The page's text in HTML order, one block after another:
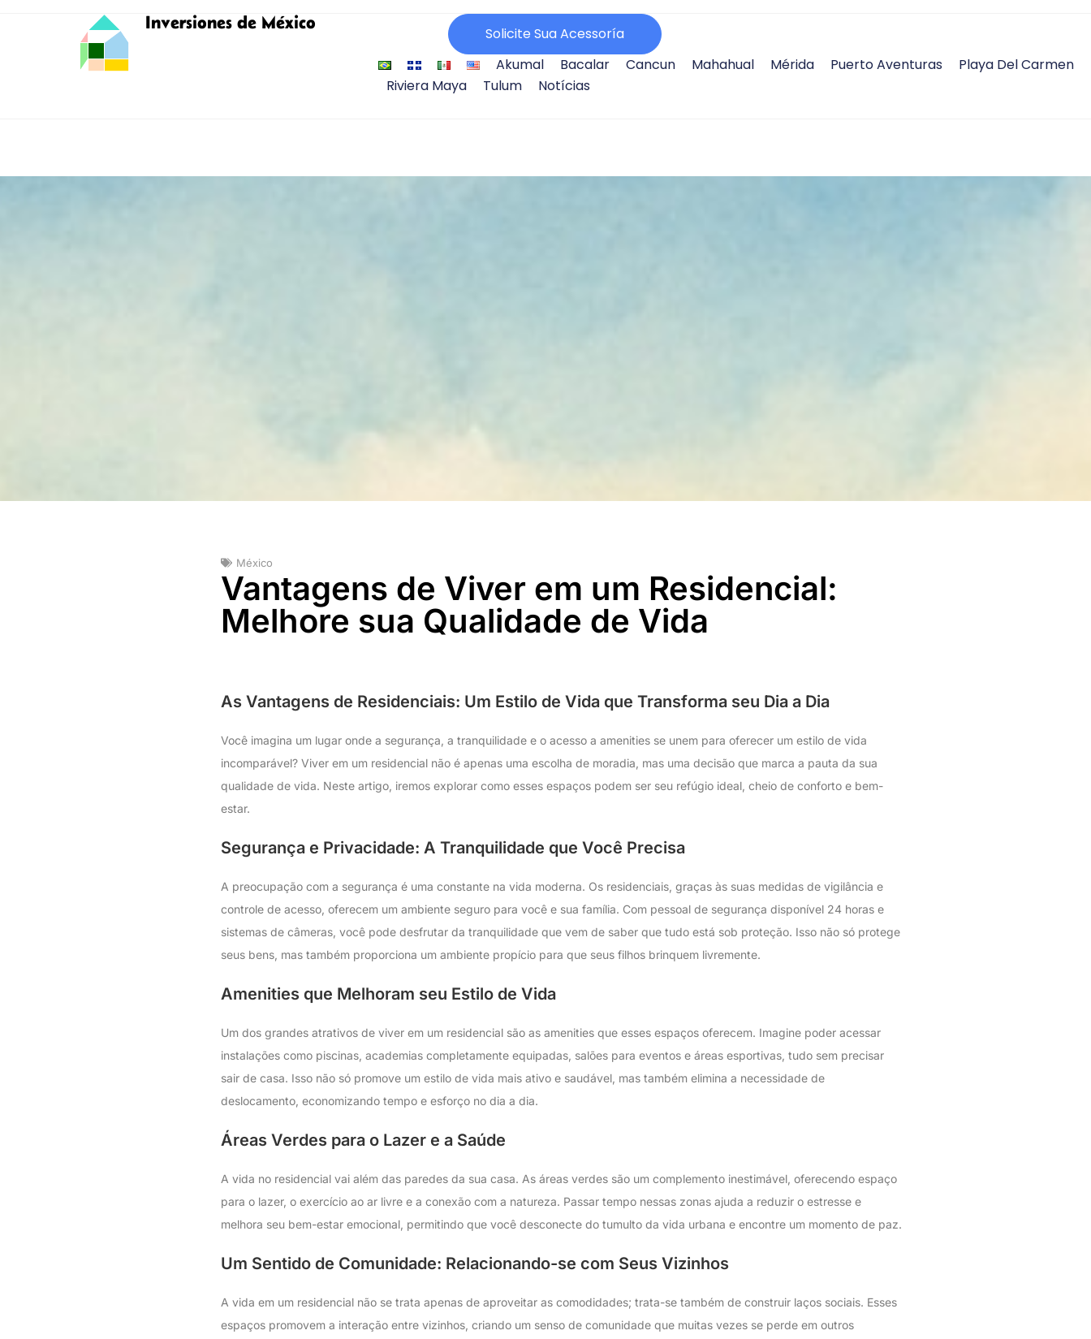
Inversiones de México
Solicite Sua Acessoría
Akumal
Bacalar Cancun Mahahual Mérida Puerto Aventuras Playa Del Carmen
Riviera Maya
Tulum Notícias
México
Vantagens de Viver em um Residencial:
Melhore sua Qualidade de Vida
As Vantagens de Residenciais: Um Estilo de Vida que Transforma seu Dia a Dia
Você imagina um lugar onde a segurança, a tranquilidade e o acesso a amenities se unem para oferecer um estilo de vida
incomparável? Viver em um residencial não é apenas uma escolha de moradia, mas uma decisão que marca a pauta da sua
qualidade de vida. Neste artigo, iremos explorar como esses espaços podem ser seu refúgio ideal, cheio de conforto e bem-
estar.
Segurança e Privacidade: A Tranquilidade que Você Precisa
A preocupação com a segurança é uma constante na vida moderna. Os residenciais, graças às suas medidas de vigilância e
controle de acesso, oferecem um ambiente seguro para você e sua família. Com pessoal de segurança disponível 24 horas e
sistemas de câmeras, você pode desfrutar da tranquilidade que vem de saber que tudo está sob proteção. Isso não só protege
seus bens, mas também proporciona um ambiente propício para que seus filhos brinquem livremente.
Amenities que Melhoram seu Estilo de Vida
Um dos grandes atrativos de viver em um residencial são as amenities que esses espaços oferecem. Imagine poder acessar
instalações como piscinas, academias completamente equipadas, salões para eventos e áreas esportivas, tudo sem precisar
sair de casa. Isso não só promove um estilo de vida mais ativo e saudável, mas também elimina a necessidade de
deslocamento, economizando tempo e esforço no dia a dia.
Áreas Verdes para o Lazer e a Saúde
A vida no residencial vai além das paredes da sua casa. As áreas verdes são um complemento inestimável, oferecendo espaço
para o lazer, o exercício ao ar livre e a conexão com a natureza. Passar tempo nessas zonas ajuda a reduzir o estresse e
melhora seu bem-estar emocional, permitindo que você desconecte do tumulto da vida urbana e encontre um momento de paz.
Um Sentido de Comunidade: Relacionando-se com Seus Vizinhos
A vida em um residencial não se trata apenas de aproveitar as comodidades; trata-se também de construir laços sociais. Esses
espaços promovem a interação entre vizinhos, criando um senso de comunidade que muitas vezes se perde em outros